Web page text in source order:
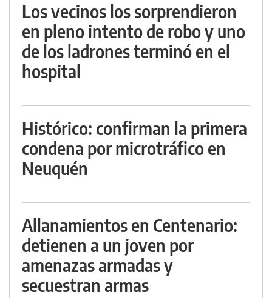
Los vecinos los sorprendieron
en pleno intento de robo y uno
de los ladrones terminó en el
hospital
Histórico: confirman la primera
condena por microtráfico en
Neuquén
Allanamientos en Centenario:
detienen a un joven por
amenazas armadas y
secuestran armas